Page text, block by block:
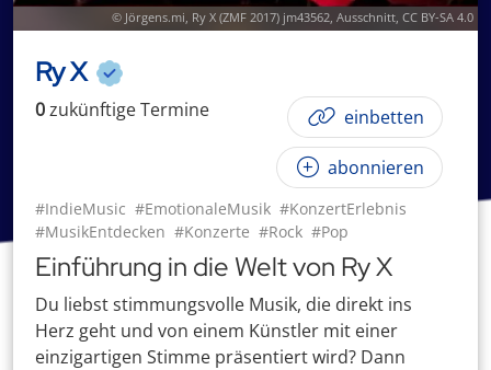
© Jörgens.mi, Ry X (ZMF 2017) jm43562, Ausschnitt, CC BY-SA 4.0
Ry X
0zukünftigeTermine einbetten
abonnieren
#IndieMusic #EmotionaleMusik #KonzertErlebnis
#MusikEntdecken #Konzerte #Rock #Pop
Einführung in die Welt von Ry X
Du liebst stimmungsvolle Musik, die direkt ins
Herz geht und von einem Künstler mit einer
einzigartigen Stimme präsentiert wird? Dann